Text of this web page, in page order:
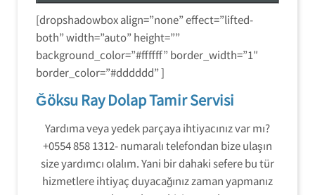
gönderin veya hizmetlerimiz hakkında
daha fazla bilgi edinmek için (554) 858-
1312 numaralı telefondan bizi arayın.
[dropshadowbox align=”none” effect=”lifted-
both” width=”auto” height=””
background_color=”#ffffff” border_width=”1″
border_color=”#dddddd” ]
Ğöksu Ray Dolap Tamir Servisi
Yardıma veya yedek parçaya ihtiyacınız var mı?
+0554 858 1312- numaralı telefondan bize ulaşın
size yardımcı olalım. Yani bir dahaki sefere bu tür
hizmetlere ihtiyaç duyacağınız zaman yapmanız
Beykoz Ray